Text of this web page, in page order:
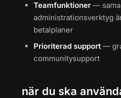
Teamfunktioner —
administrationsverktyg
betalplaner
Prioriterad support —
communitysupport
när du ska